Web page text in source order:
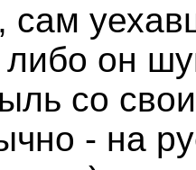
сам
либо он
со
- на